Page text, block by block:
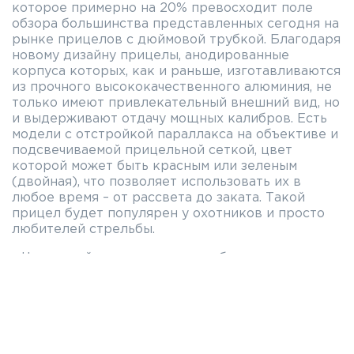
которое примерно на 20% превосходит поле
обзора большинства представленных сегодня на
рынке прицелов с дюймовой трубкой. Благодаря
новому дизайну прицелы, анодированные
корпуса которых, как и раньше, изготавливаются
из прочного высококачественного алюминия, не
только имеют привлекательный внешний вид, но
и выдерживают отдачу мощных калибров. Есть
модели с отстройкой параллакса на объективе и
подсвечиваемой прицельной сеткой, цвет
которой может быть красным или зеленым
(двойная), что позволяет использовать их в
любое время – от рассвета до заката. Такой
прицел будет популярен у охотников и просто
любителей стрельбы.